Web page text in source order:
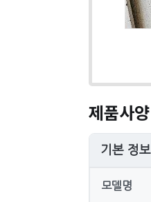
제품사양
기본 정보
모델명